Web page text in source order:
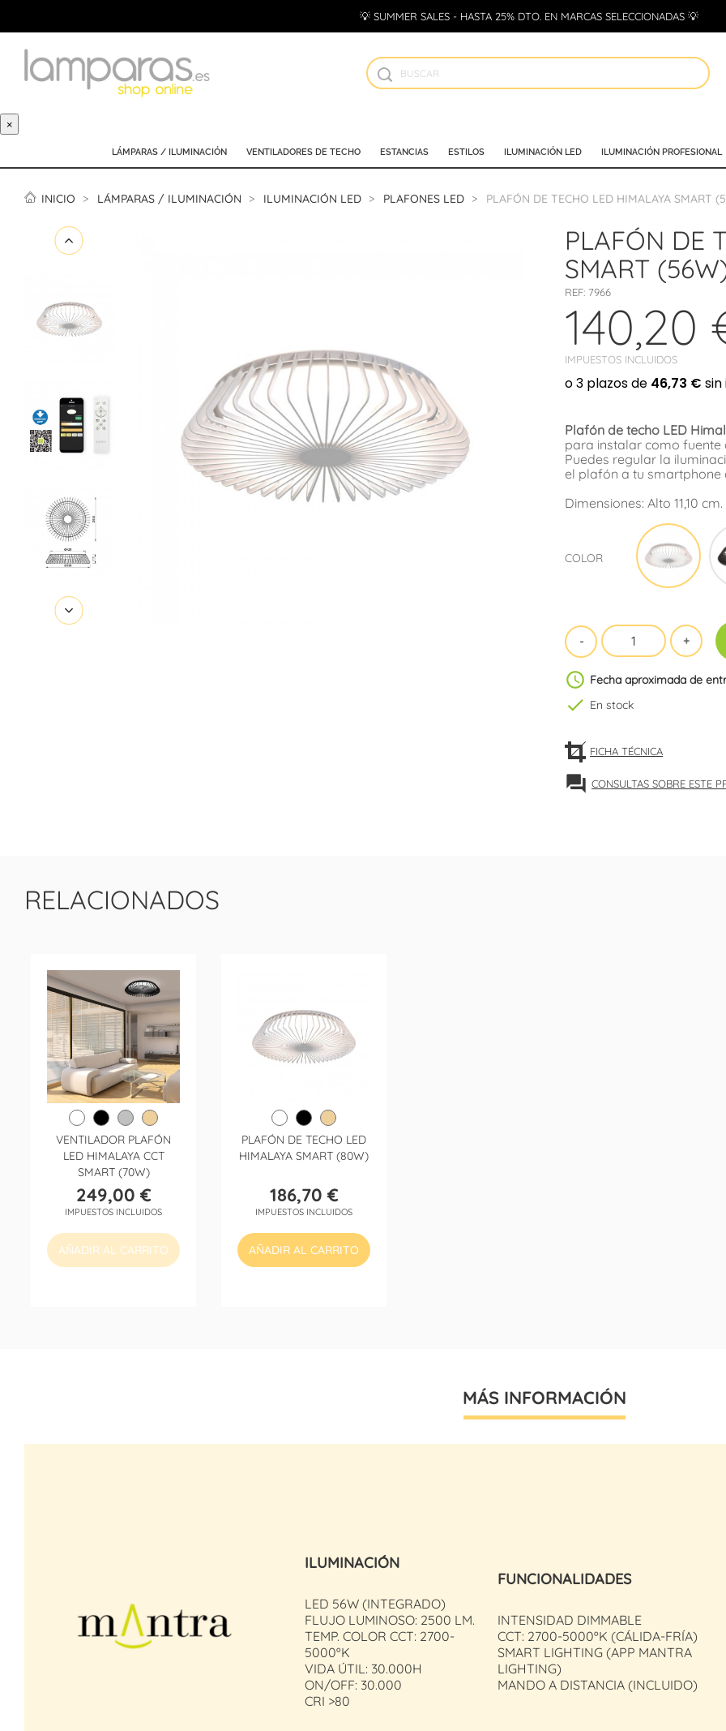
💡 SUMMER SALES - HASTA 25% DTO. EN MARCAS SELECCIONADAS 💡
×
LÁMPARAS / ILUMINACIÓN VENTILADORES DE TECHO ESTANCIAS ESTILOS ILUMINACIÓN LED ILUMINACIÓN PROFESIONAL
INICIO LÁMPARAS / ILUMINACIÓN ILUMINACIÓN LED PLAFONES LED PLAFÓN DE TECHO LED HIMALAYA SMART
PLAFÓN DE
SMART
REF: 7966
140,20
IMPUESTOS INCLUIDOS
Plafón de techo LED
para instalar como fuente
Puedes regular la
el plafón a tu smartphone
Dimensiones: Alto 11,10
COLOR
schedule Fecha aproximada de
check En stock
FICHA TÉCNICA
forum CONSULTAS SOBRE ESTE
RELACIONADOS
VENTILADOR PLAFÓN
LED HIMALAYA CCT
SMART (70W)
Precio
249,00 €
IMPUESTOS INCLUIDOS
AÑADIR AL CARRITO
PLAFÓN DE TECHO LED
HIMALAYA SMART (80W)
Precio
186,70 €
IMPUESTOS INCLUIDOS
AÑADIR AL CARRITO
MÁS INFORMACIÓN
ILUMINACIÓN
LED 56W (INTEGRADO)
FLUJO LUMINOSO: 2500 LM.
TEMP. COLOR CCT: 2700-
5000ºK
VIDA ÚTIL: 30.000H
ON/OFF: 30.000
CRI >80
FUNCIONALIDADES
INTENSIDAD DIMMABLE
CCT: 2700-5000ºK (CÁLIDA-FRÍA)
SMART LIGHTING (APP MANTRA
LIGHTING)
MANDO A DISTANCIA (INCLUIDO)